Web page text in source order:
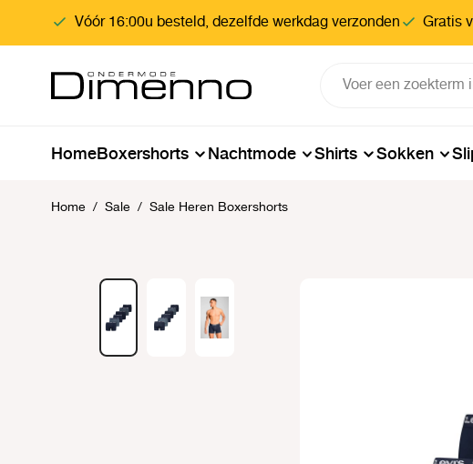
Ga naar de hoofdnavigatie
Vóór 16:00u besteld, dezelfde werkdag verzonden Gratis
HomeBoxershorts Nachtmode Shirts Sokken
Home / Sale / Sale Heren Boxershorts
Afbeeldingengalerij overslaan